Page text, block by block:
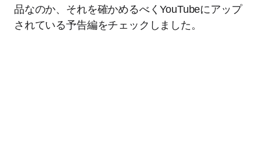
品なのか、それを確かめるべくYouTubeにアップ
されている予告編をチェックしました。